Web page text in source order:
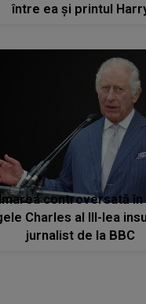
între ea și printul
controversată în
Charles al III-lea
jurnalist de la BBC